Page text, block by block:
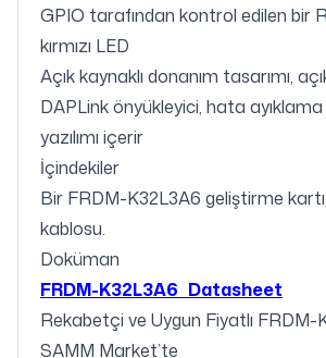
GPIO tarafından kontrol edilen bir
kırmızı LED
Açık kaynaklı donanım tasarımı,
DAPLink önyükleyici, hata
yazılımı içerir
İçindekiler
Bir FRDM-K32L3A6 geliştirme
kablosu.
Doküman
FRDM-K32L3A6 Datasheet
Rekabetçi ve Uygun Fiyatlı FRDM-
SAMM Market’te